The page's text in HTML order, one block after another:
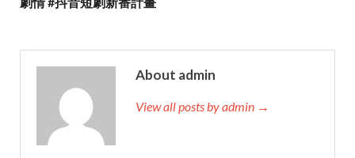
About admin
View all posts by admin →